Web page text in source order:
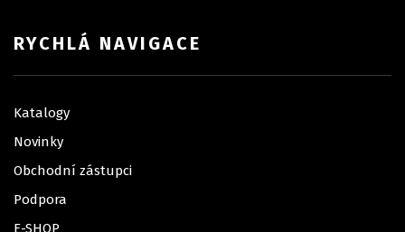
RYCHLÁ NAVIGACE
Katalogy
Novinky
Obchodní zástupci
Podpora
E-SHOP